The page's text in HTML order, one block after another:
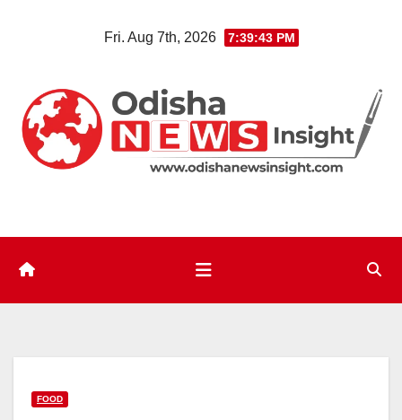
Fri. Aug 7th, 2026 7:39:44 PM
FOOD